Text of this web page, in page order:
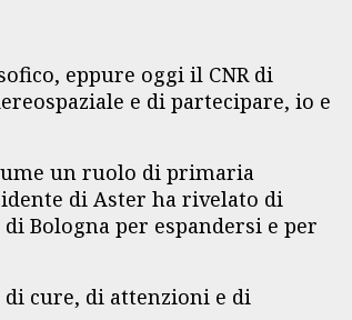
eppure oggi il CNR di
e di partecipare, io e
un ruolo di primaria
di Aster ha rivelato di
Bologna per espandersi e per
cure, di attenzioni e di